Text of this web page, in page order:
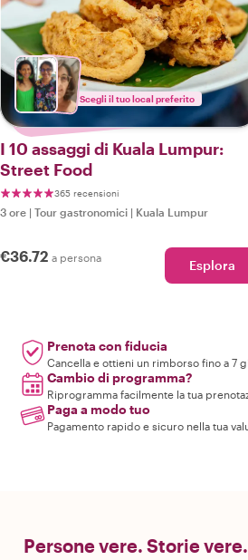
Scegli il tuo local preferito
I 10 assaggi di Kuala Lumpur:
Street Food
365 recensioni
3 ore | Tour gastronomici | Kuala Lumpur
€36.72 a persona Esplora
Prenota con fiducia
Cancella e ottieni un rimborso fino a 7
Cambio di programma?
Riprogramma facilmente la tua
Paga a modo tuo
Pagamento rapido e sicuro nella tua
Persone vere. Storie